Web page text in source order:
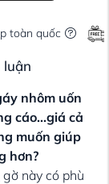
toàn quốc
luận
nhôm uốn
cáo...giá cả
muốn giúp
hơn?
này có phù